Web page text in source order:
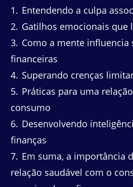
1
Entendendo a culpa
2 Gatilhos emocionais que
3 Como a mente influencia
financeiras
4 Superando crenças
5 Práticas para uma
consumo
6 Desenvolvendo
finanças
7 Em suma, a importância
relação saudável com o